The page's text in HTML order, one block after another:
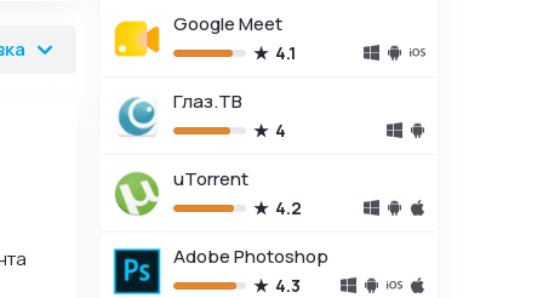
Google Meet
4.1
Глаз.ТВ
4
uTorrent
4.2
Adobe Photoshop
4.3